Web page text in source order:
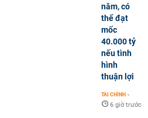
năm, có
thể đạt
mốc
40.000 tỷ
nếu tình
hình
thuận lợi
TÀI CHÍNH -
6 giờ trước